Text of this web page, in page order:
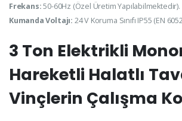
Frekans:50-60Hz (Özel Üretim Yapılabilmektedir).
Kumanda Voltajı: 24 V Koruma Sınıfı IP55 (EN
3 Ton Elektrikli
Hareketli Halatlı
Vinçlerin Çalışma